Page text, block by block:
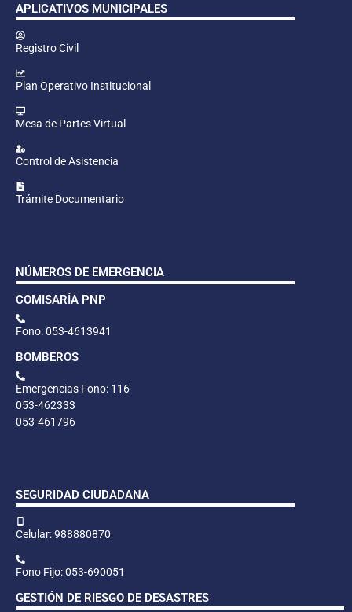
APLICATIVOS MUNICIPALES
Registro Civil
Plan Operativo Institucional
Mesa de Partes Virtual
Control de Asistencia
Trámite Documentario
NÚMEROS DE EMERGENCIA
COMISARÍA PNP
Fono: 053-4613941
BOMBEROS
Emergencias Fono: 116
053-462333
053-461796
SEGURIDAD CIUDADANA
Celular: 988880870
Fono Fijo: 053-690051
GESTIÓN DE RIESGO DE DESASTRES